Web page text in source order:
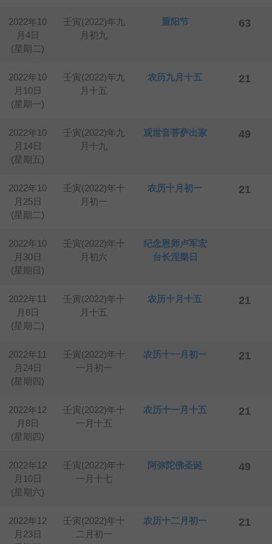
2022年10
月4日
(星期二)
壬寅(2022)年九
月初九
重阳节 63
2022年10
月10日
(星期一)
壬寅(2022)年九
月十五
农历九月十五 21
2022年10
月14日
(星期五)
壬寅(2022)年九
月十九
观世音菩萨出家 49
2022年10
月25日
(星期二)
壬寅(2022)年十
月初一
农历十月初一 21
2022年10
月30日
(星期日)
壬寅(2022)年十
月初六
纪念恩师卢军宏
台长涅槃日
2022年11
月8日
(星期二)
壬寅(2022)年十
月十五
农历十月十五 21
2022年11
月24日
(星期四)
壬寅(2022)年十
一月初一
农历十一月初一 21
2022年12
月8日
(星期四)
壬寅(2022)年十
一月十五
农历十一月十五 21
2022年12
月10日
(星期六)
壬寅(2022)年十
一月十七
阿弥陀佛圣诞 49
2022年12
月23日
壬寅(2022)年十
二月初一
农历十二月初一 21